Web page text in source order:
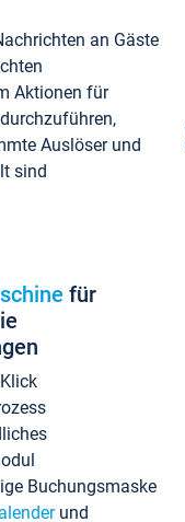
an Gäste
Aktionen für
Auslöser und
sind
für
Buchungsmaske
und